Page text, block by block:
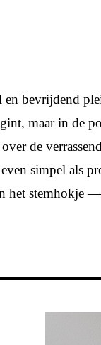
en bevrijdend
maar in de
de
simpel als
stemhokje